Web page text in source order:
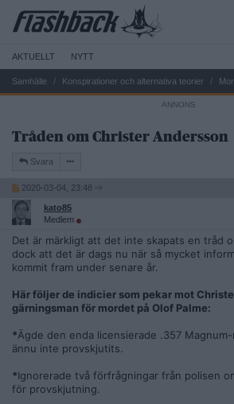
AKTUELLT NYTT
Samhälle Konspirationer och alternativa teorier
Tråden om Christer Andersson
Svara
2020-03-04, 23:48
kato85
Medlem
Det är märkligt att det inte skapats en tråd
dock att det är dags nu när så mycket
kommit fram under senare år.
Här följer de indicier som pekar mot
gärningsman för mordet på Olof Palme:
*Ägde den enda licensierade .357
ännu inte provskjutits.
*Ignorerade två förfrågningar från polisen
för provskjutning.